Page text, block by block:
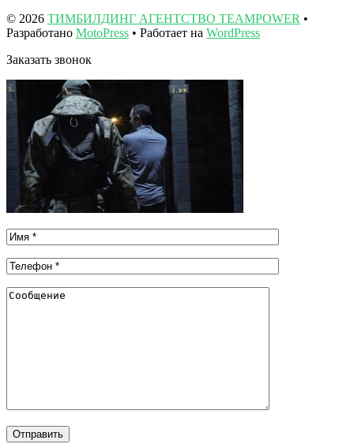
© 2026 ТИМБИЛДИНГ АГЕНТСТВО TEAMPOWER •
Разработано MotoPress • Работает на WordPress
Заказать звонок